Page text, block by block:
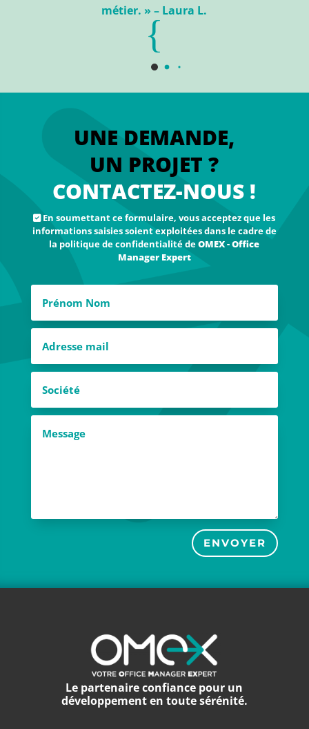
métier. » – Laura L.
{
UNE DEMANDE,
UN PROJET ?
CONTACTEZ-NOUS !
En soumettant ce formulaire, vous acceptez que les
informations saisies soient exploitées dans le cadre de
la politique de confidentialité deOMEX - Office
Manager Expert
ENVOYER
Le partenaire confiance pour un
développement en toute sérénité.